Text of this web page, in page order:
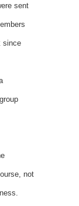
sent
since
not